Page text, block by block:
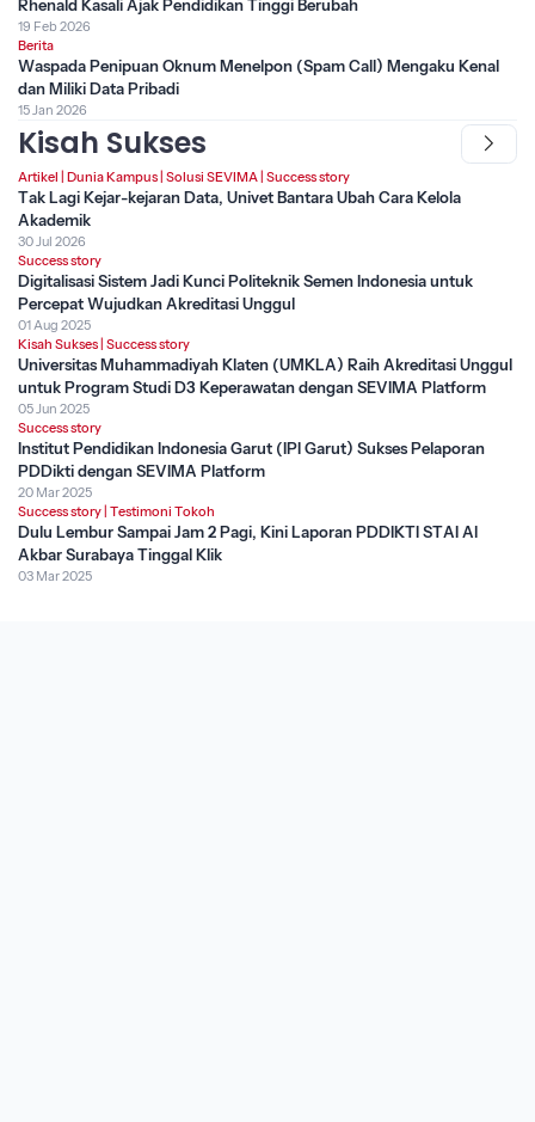
Rhenald Kasali Ajak Pendidikan Tinggi Berubah
19 Feb 2026
Berita
Waspada Penipuan Oknum Menelpon (Spam Call) Mengaku Kenal
dan Miliki Data Pribadi
15 Jan 2026
Kisah Sukses
Artikel Dunia Kampus Solusi SEVIMA Success story
Tak Lagi Kejar-kejaran Data, Univet Bantara Ubah Cara Kelola
Akademik
30 Jul 2026
Success story
Digitalisasi Sistem Jadi Kunci Politeknik Semen Indonesia untuk
Percepat Wujudkan Akreditasi Unggul
01 Aug 2025
Kisah Sukses Success story
Universitas Muhammadiyah Klaten (UMKLA) Raih Akreditasi Unggul
untuk Program Studi D3 Keperawatan dengan SEVIMA Platform
05 Jun 2025
Success story
Institut Pendidikan Indonesia Garut (IPI Garut) Sukses Pelaporan
PDDikti dengan SEVIMA Platform
20 Mar 2025
Success story Testimoni Tokoh
Dulu Lembur Sampai Jam 2 Pagi, Kini Laporan PDDIKTI STAI Al
Akbar Surabaya Tinggal Klik
03 Mar 2025